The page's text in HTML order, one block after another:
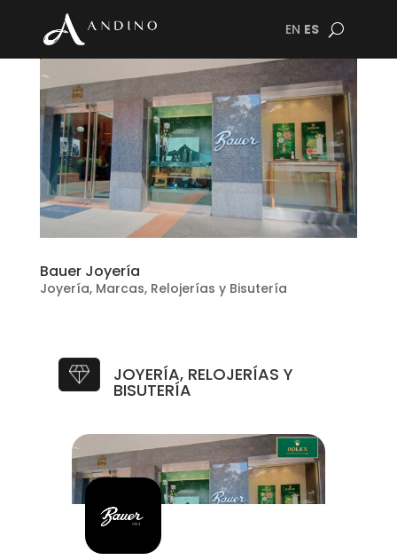
EN ES
Bauer Joyería
Joyería, Marcas, Relojerías y Bisutería
JOYERÍA, RELOJERÍAS Y
BISUTERÍA